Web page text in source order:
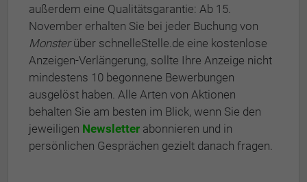
außerdem eine Qualitätsgarantie: Ab 15.
November erhalten Sie bei jeder Buchung von
Monsterüber schnelleStelle.de eine kostenlose
Anzeigen-Verlängerung, sollte Ihre Anzeige nicht
mindestens 10 begonnene Bewerbungen
ausgelöst haben. Alle Arten von Aktionen
behalten Sie am besten im Blick, wenn Sie den
jeweiligen Newsletter abonnieren und in
persönlichen Gesprächen gezielt danach fragen.